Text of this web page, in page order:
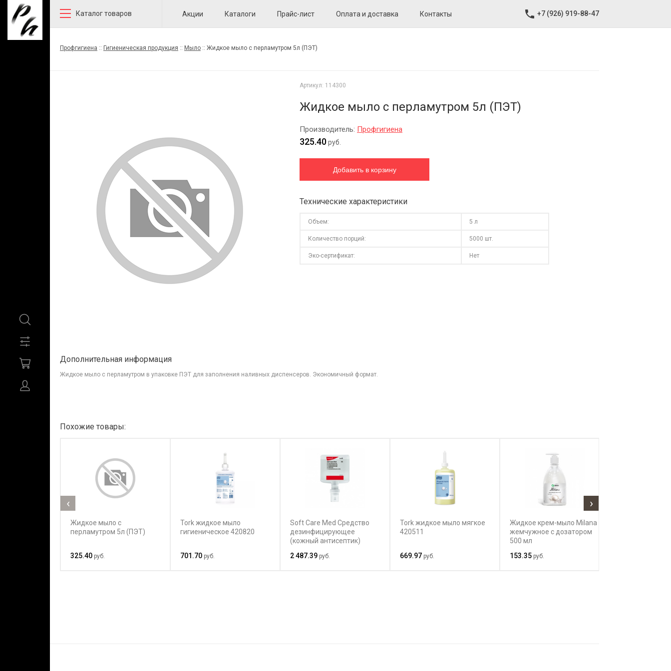
Каталог товаров Акции Каталоги Прайс-лист Оплата и доставка Контакты +7 (926) 919-88-47
Профгигиена :: Гигиеническая продукция :: Мыло :: Жидкое мыло с перламутром 5л (ПЭТ)
Артикул: 114300
Жидкое мыло с перламутром 5л (ПЭТ)
Производитель: Профгигиена
325.40руб.
Технические характеристики
Объем: 5 л
Количество порций: 5000 шт.
Эко-сертификат: Нет
Дополнительная информация
Жидкое мыло с перламутром в упаковке ПЭТ для заполнения наливных диспенсеров. Экономичный формат.
Похожие товары:
Жидкое мыло с
перламутром 5л (ПЭТ)
325.40 руб.
Tork жидкое мыло
гигиеническое 420820
701.70 руб.
Soft Care Med Средство
дезинфицирующее
(кожный антисептик)
2 487.39 руб.
Tork жидкое мыло мягкое
420511
669.97 руб.
Жидкое крем-мыло Milana
жемчужное с дозатором
500 мл
153.35 руб.
‹ ›